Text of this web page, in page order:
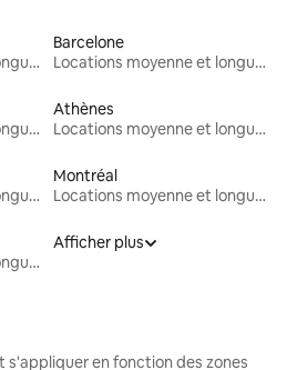
Locations moyenne et longue durée
Barcelone
Locations moyenne et longue durée
Locations moyenne et longue durée
Athènes
Locations moyenne et longue durée
Locations moyenne et longue durée
Montréal
Locations moyenne et longue durée
Locations moyenne et longue durée
Afficher plus
s'appliquer en fonction des zones